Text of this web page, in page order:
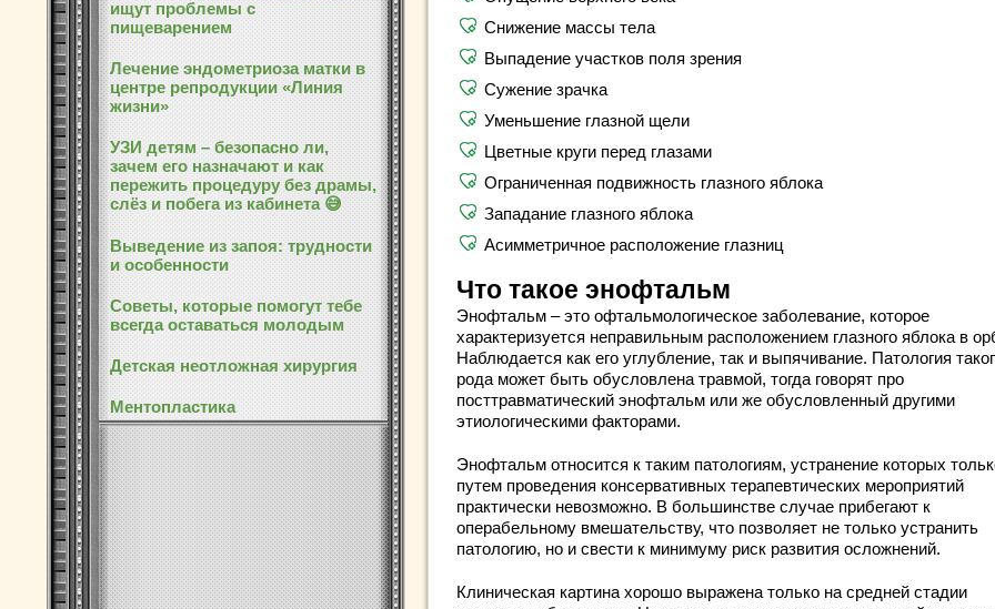
ищут проблемы с
пищеварением
Лечение эндометриоза матки в
центре репродукции «Линия
жизни»
УЗИ детям – безопасно ли,
зачем его назначают и как
пережить процедуру без драмы,
слёз и побега из кабинета 😅
Выведение из запоя: трудности
и особенности
Советы, которые помогут тебе
всегда оставаться молодым
Детская неотложная хирургия
Ментопластика
Снижение массы тела
Выпадение участков поля зрения
Сужение зрачка
Уменьшение глазной щели
Цветные круги перед глазами
Ограниченная подвижность глазного яблока
Западание глазного яблока
Асимметричное расположение глазниц
Что такое энофтальм
Энофтальм – это офтальмологическое заболевание, которое
характеризуется неправильным расположением глазного яблока в
Наблюдается как его углубление, так и выпячивание. Патология
рода может быть обусловлена травмой, тогда говорят про
посттравматический энофтальм или же обусловленный другими
этиологическими факторами.
Энофтальм относится к таким патологиям, устранение которых
путем проведения консервативных терапевтических мероприятий
практически невозможно. В большинстве случае прибегают к
операбельному вмешательству, что позволяет не только устранить
патологию, но и свести к минимуму риск развития осложнений.
Клиническая картина хорошо выражена только на средней стадии